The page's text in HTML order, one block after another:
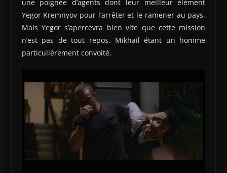
une poignée d’agents dont leur meilleur élément
Yegor Kremnyov pour l’arrêter et le ramener au pays.
Mais Yegor s’apercevra bien vite que cette mission
n’est pas de tout repos, Mikhail étant un homme
particulièrement convoité.